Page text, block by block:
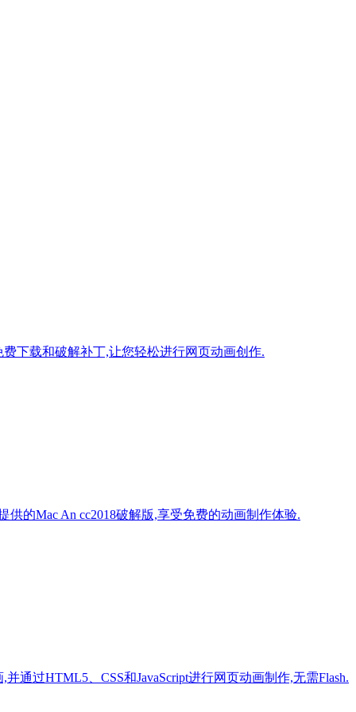
下载和破解补丁,让您轻松进行网页动画创作.
的Mac An cc2018破解版,享受免费的动画制作体验.
通过HTML5、CSS和JavaScript进行网页动画制作,无需Flash.